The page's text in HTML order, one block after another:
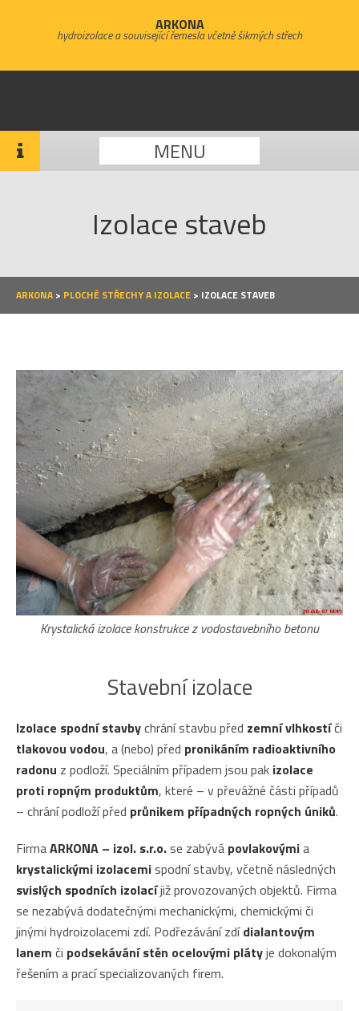
ARKONA
hydroizolace a související řemesla včetně šikmých střech
MENU
Izolace staveb
ARKONA > PLOCHÉ STŘECHY A IZOLACE > IZOLACE STAVEB
Krystalická izolace konstrukce z vodostavebního betonu
Stavební izolace
Izolace spodní stavbychrání stavbu před zemní vlhkostíči
tlakovou vodou, a (nebo) před pronikáním radioaktivního
radonu z podloží. Speciálním případem jsou pak izolace
proti ropným produktům, které – v převážné části případů
– chrání podloží před průnikem případných ropných úniků.
FirmaARKONA – izol. s.r.o.se zabývá povlakovýmia
krystalickými izolacemispodní stavby, včetně následných
svislých spodních izolacíjiž provozovaných objektů. Firma
se nezabývá dodatečnými mechanickými, chemickými či
jinými hydroizolacemi zdí. Podřezávání zdídialantovým
lanem či podsekávání stěn ocelovými plátyje dokonalým
řešením a prací specializovaných firem.